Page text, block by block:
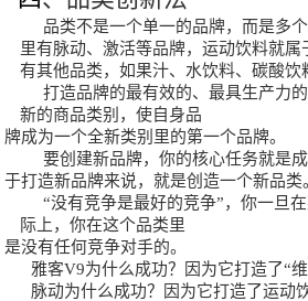
品类不是一个单一的品牌，而是多
里有脉动、激活等品牌，运动饮料就
有其他品类，如果汁、水饮料、碳酸饮
打造品牌的最有效的、最具生产力
新的商品类别，使自身品
牌成为一个全新类别里的第一个品牌。
要创建新品牌，你的核心任务就是
于打造新品牌来说，就是创造一个新品类
“没有竞争是最好的竞争”，你一旦
际上，你在这个品类里
是没有任何竞争对手的。
雅客V9为什么成功？因为它打造了“
脉动为什么成功？因为它打造了运动